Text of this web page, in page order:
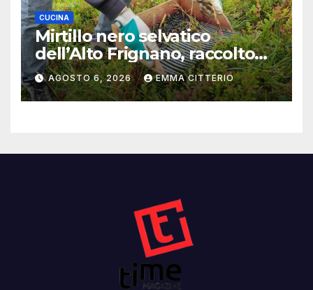
CUCINA
Mirtillo nero selvatico
dell’Alto Frignano, raccolto
buono e clima da monitorare
AGOSTO 6, 2026 EMMA CITTERIO